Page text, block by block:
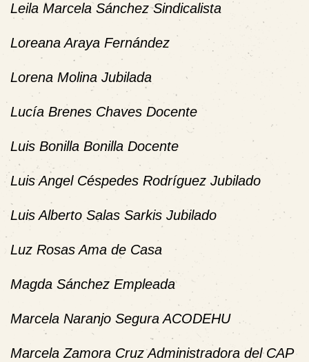
Leila Marcela Sánchez Sindicalista
Loreana Araya Fernández
Lorena Molina Jubilada
Lucía Brenes Chaves Docente
Luis Bonilla Bonilla Docente
Luis Angel Céspedes Rodríguez Jubilado
Luis Alberto Salas Sarkis Jubilado
Luz Rosas Ama de Casa
Magda Sánchez Empleada
Marcela Naranjo Segura ACODEHU
Marcela Zamora Cruz Administradora del CAP